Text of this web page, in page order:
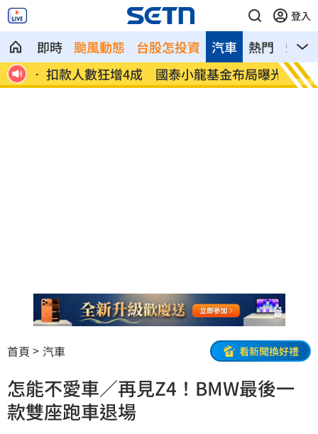
登入
即時 颱風動態 台股怎投資 熱門 影音
汽車
12
扣款人數狂增4成 國泰小龍基金布局曝光 車是
費
首頁 汽車 看新聞換好禮
怎能不愛車／再見Z4！BMW最後一
款雙座跑車退場